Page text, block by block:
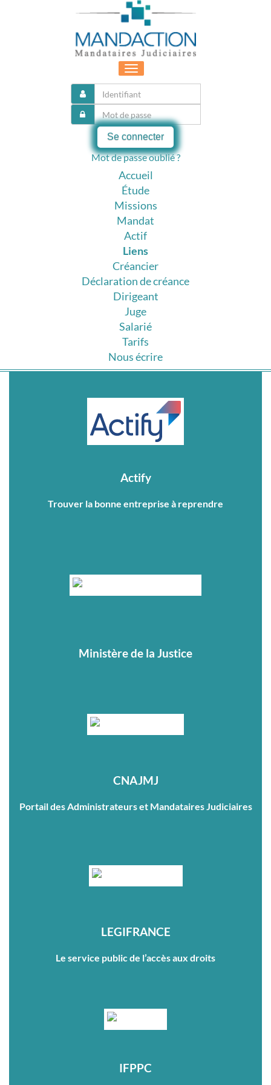
Toggle
navigation
Se connecter
Mot de passe oublié ?
Accueil
Étude
Missions
Mandat
Actif
Liens
Créancier
Déclaration de créance
Dirigeant
Juge
Salarié
Tarifs
Nous écrire
Actify
Trouver la bonne entreprise à reprendre
Ministère de la Justice
CNAJMJ
Portail des Administrateurs et Mandataires Judiciaires
LEGIFRANCE
Le service public de l’accès aux droits
IFPPC